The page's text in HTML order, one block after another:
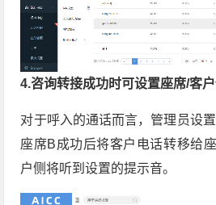
4.咨询转接成功时可设置座席/客
对于呼入的通话而言，管理员设
座席B成功后将客户电话转移给
户侧将听到设置的提示音。